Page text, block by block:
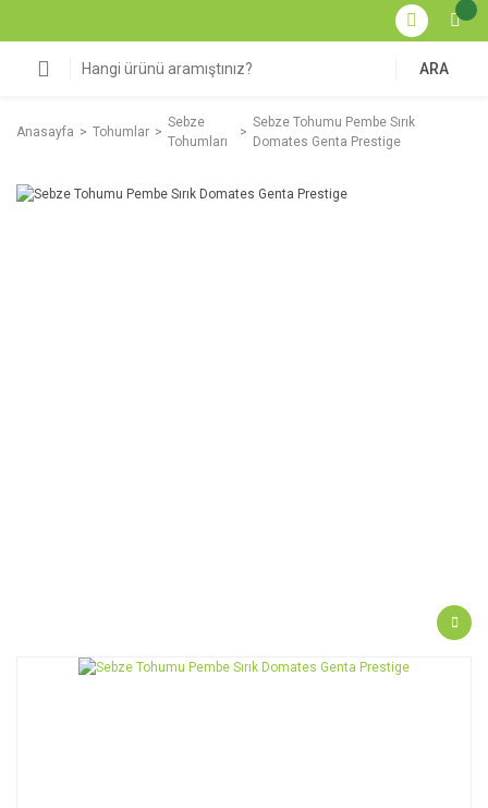
ARA
Anasayfa Tohumlar
Sebze
Tohumları
Sebze Tohumu Pembe Sırık
Domates Genta Prestige